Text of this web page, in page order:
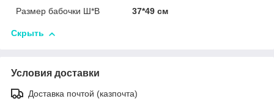
Размер бабочки Ш*В
37*49 см
Скрыть
Условия доставки
Доставка почтой (казпочта)